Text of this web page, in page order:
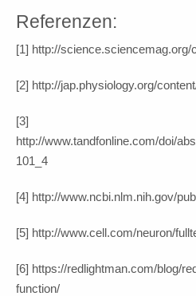
Referenzen:
[1] http://science.sciencemag.org/
[2] http://jap.physiology.org/
[3]
http://www.tandfonline.com/doi/
101_4
[4] http://www.ncbi.nlm.nih.gov/
[5] http://www.cell.com/neuron/
[6] https://redlightman.com/blog/
function/